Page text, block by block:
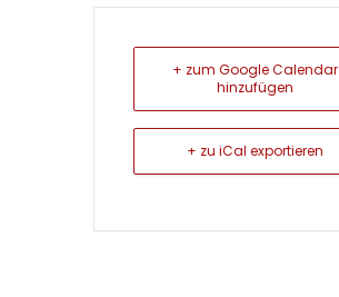
+ zum Google Calendar
hinzufügen
+ zu iCal exportieren